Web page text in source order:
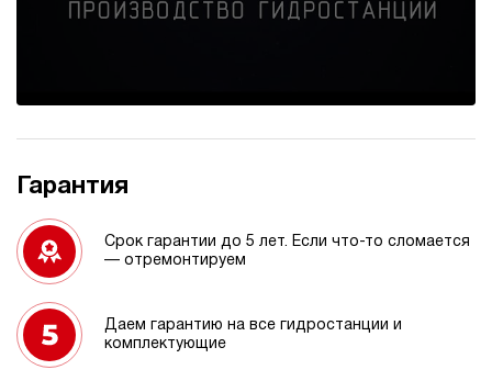
Гарантия
Срок гарантии до 5 лет. Если что-то сломается
— отремонтируем
Даем гарантию на все гидростанции и
комплектующие